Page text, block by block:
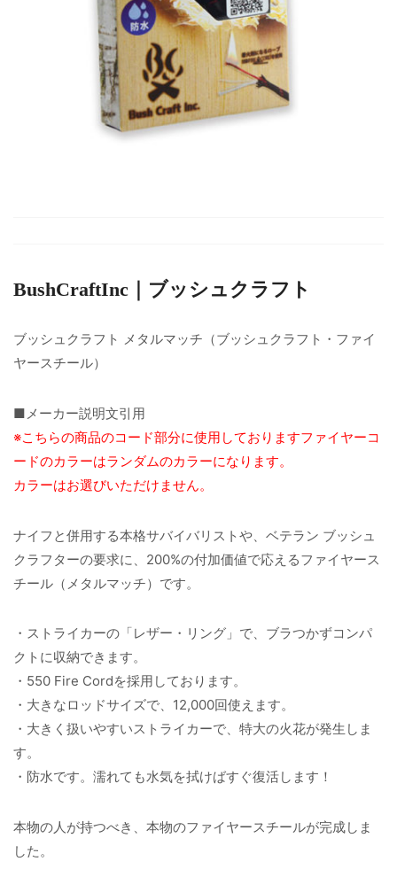
BushCraftInc｜ブッシュクラフト
ブッシュクラフト メタルマッチ（ブッシュクラフト・ファイ
ヤースチール）
■メーカー説明文引用
※こちらの商品のコード部分に使用しておりますファイヤーコ
ードのカラーはランダムのカラーになります。
カラーはお選びいただけません。
ナイフと併用する本格サバイバリストや、ベテラン ブッシュ
クラフターの要求に、200%の付加価値で応えるファイヤース
チール（メタルマッチ）です。
・ストライカーの「レザー・リング」で、ブラつかずコンパ
クトに収納できます。
・550 Fire Cordを採用しております。
・大きなロッドサイズで、12,000回使えます。
・大きく扱いやすいストライカーで、特大の火花が発生しま
す。
・防水です。濡れても水気を拭けばすぐ復活します！
本物の人が持つべき、本物のファイヤースチールが完成しま
した。